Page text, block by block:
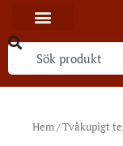
Hem/Tvåkupigt